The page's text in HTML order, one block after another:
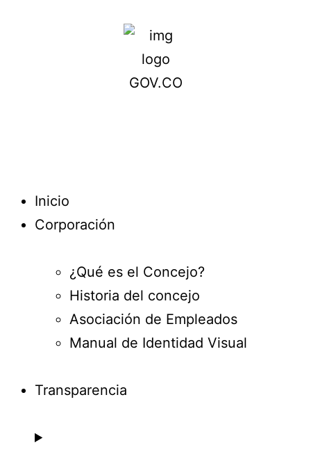
Inicio
Corporación
¿Qué es el Concejo?
Historia del concejo
Asociación de Empleados
Manual de Identidad Visual
Transparencia